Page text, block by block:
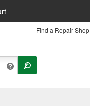
Find a Repair Shop